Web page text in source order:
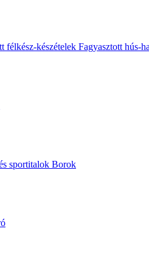
félkész-készételek Fagyasztott hús-
sportitalok Borok